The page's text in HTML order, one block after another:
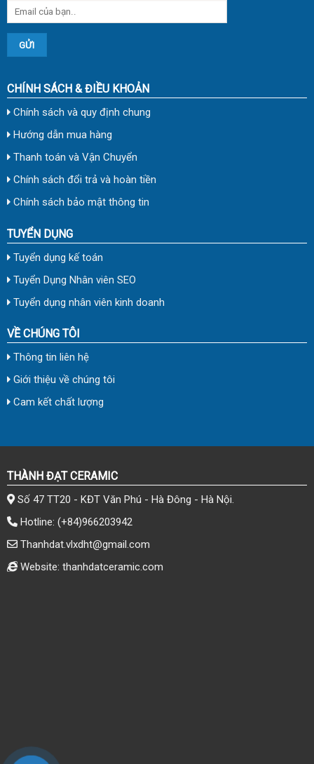
CHÍNH SÁCH & ĐIỀU KHOẢN
Chính sách và quy định chung
Hướng dẫn mua hàng
Thanh toán và Vận Chuyển
Chính sách đổi trả và hoàn tiền
Chính sách bảo mật thông tin
TUYỂN DỤNG
Tuyển dụng kế toán
Tuyển Dụng Nhân viên SEO
Tuyển dụng nhân viên kinh doanh
VỀ CHÚNG TÔI
Thông tin liên hệ
Giới thiệu về chúng tôi
Cam kết chất lượng
THÀNH ĐẠT CERAMIC
Số 47 TT20 - KĐT Văn Phú - Hà Đông - Hà Nội.
Hotline: (+84)966203942
Thanhdat.vlxdht@gmail.com
Website: thanhdatceramic.com